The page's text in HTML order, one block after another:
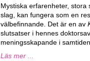
Mystiska erfarenheter, stora
slag, kan fungera som en
välbefinnande. Det är en av
slutsatser i hennes
meningsskapande i
Läs mer ...